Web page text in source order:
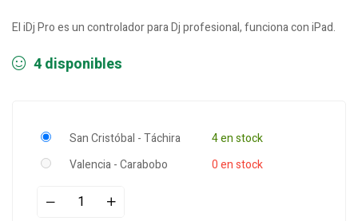
El iDj Pro es un controlador para Dj profesional, funciona con iPad.
4 disponibles
San Cristóbal - Táchira
4 en stock
Valencia - Carabobo
0 en stock